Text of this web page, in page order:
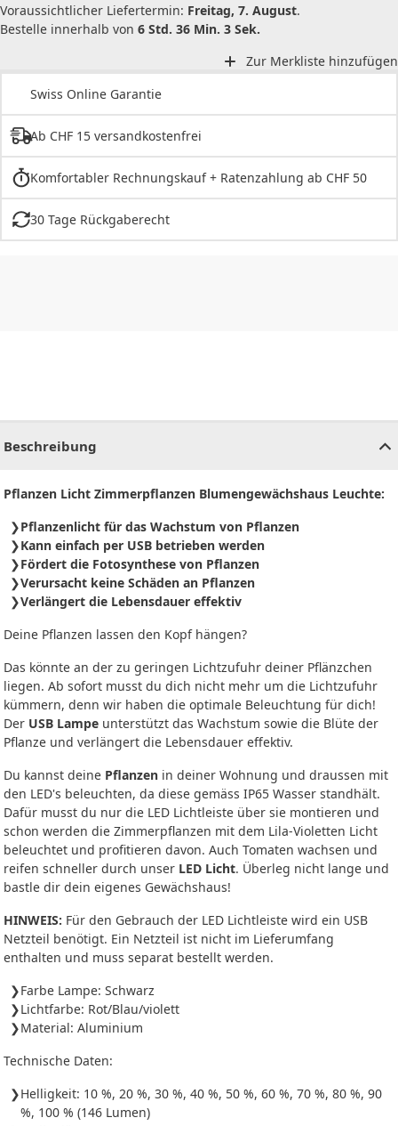
Voraussichtlicher Liefertermin: Freitag, 7. August.
Bestelle innerhalb von 6 Std. 36 Min. 3 Sek.
Zur Merkliste hinzufügen
Swiss Online Garantie
Ab CHF 15 versandkostenfrei
Komfortabler Rechnungskauf + Ratenzahlung ab CHF 50
30 Tage Rückgaberecht
Beschreibung
Pflanzen Licht Zimmerpflanzen Blumengewächshaus Leuchte:
Pflanzenlicht für das Wachstum von Pflanzen
Kann einfach per USB betrieben werden
Fördert die Fotosynthese von Pflanzen
Verursacht keine Schäden an Pflanzen
Verlängert die Lebensdauer effektiv
Deine Pflanzen lassen den Kopf hängen?
Das könnte an der zu geringen Lichtzufuhr deiner Pflänzchen
liegen. Ab sofort musst du dich nicht mehr um die Lichtzufuhr
kümmern, denn wir haben die optimale Beleuchtung für dich!
Der USB Lampe unterstützt das Wachstum sowie die Blüte der
Pflanze und verlängert die Lebensdauer effektiv.
Du kannst deine Pflanzen in deiner Wohnung und draussen mit
den LED's beleuchten, da diese gemäss IP65 Wasser standhält.
Dafür musst du nur die LED Lichtleiste über sie montieren und
schon werden die Zimmerpflanzen mit dem Lila-Violetten Licht
beleuchtet und profitieren davon. Auch Tomaten wachsen und
reifen schneller durch unser LED Licht. Überleg nicht lange und
bastle dir dein eigenes Gewächshaus!
HINWEIS: Für den Gebrauch der LED Lichtleiste wird ein USB
Netzteil benötigt. Ein Netzteil ist nicht im Lieferumfang
enthalten und muss separat bestellt werden.
Farbe Lampe: Schwarz
Lichtfarbe: Rot/Blau/violett
Material: Aluminium
Technische Daten:
Helligkeit: 10 %, 20 %, 30 %, 40 %, 50 %, 60 %, 70 %, 80 %, 90
%, 100 % (146 Lumen)